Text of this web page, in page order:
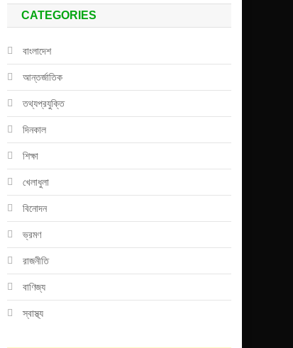
CATEGORIES
বাংলাদেশ
আন্তর্জাতিক
তথ্যপ্রযুক্তি
দিনকাল
শিক্ষা
খেলাধুলা
বিনোদন
ভ্রমণ
রাজনীতি
বাণিজ্য
স্বাস্থ্য